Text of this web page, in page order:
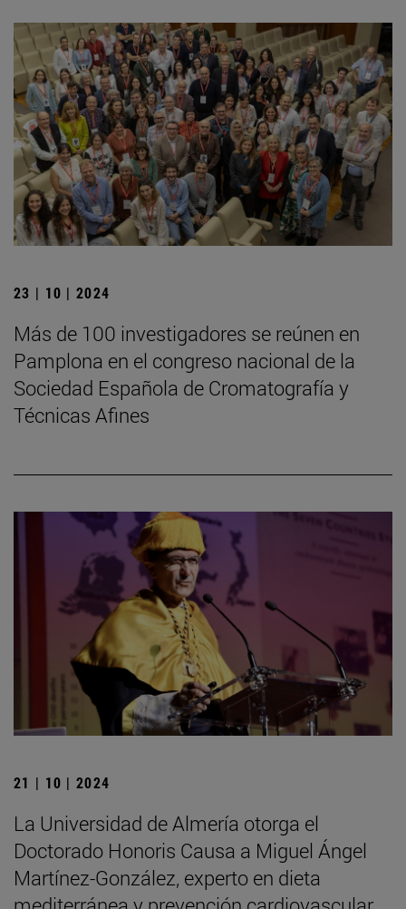
23 | 10 | 2024
Más de 100 investigadores se reúnen en
Pamplona en el congreso nacional de la
Sociedad Española de Cromatografía y
Técnicas Afines
21 | 10 | 2024
La Universidad de Almería otorga el
Doctorado Honoris Causa a Miguel Ángel
Martínez-González, experto en dieta